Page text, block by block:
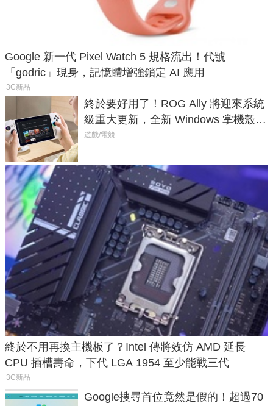
Google 新一代 Pixel Watch 5 規格流出！代號
「godric」現身，記憶體增強鎖定 AI 應用
3C新品
終於要好用了！ROG Ally 將迎來系統
級重大更新，全新 Windows 掌機殼模
式讓操作就像 Xbox 一樣順暢
遊戲/電競
終於不用再換主機板了？Intel 傳將效仿 AMD 延長
CPU 插槽壽命，下代 LGA 1954 至少能戰三代
3C新品
Google搜尋首位竟然是假的！超過70